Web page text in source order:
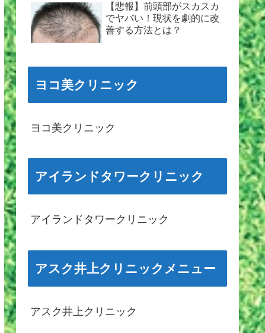
【悲報】前頭部がスカスカ
でヤバい！現状を劇的に改
善する方法とは？
ヨコ美クリニック
ヨコ美クリニック
アイランドタワークリニック
アイランドタワークリニック
アスク井上クリニックメニュー
アスク井上クリニック